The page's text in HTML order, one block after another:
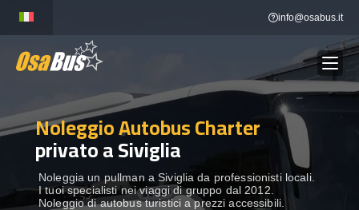
content
info@osabus.it
NOLEGGIO AUTOBUS Show dropdown
DESTINAZIONI Show dropdown
Noleggio Autobus Charter
privato a Siviglia
Noleggia un pullman a Siviglia da professionisti locali.
I tuoi specialisti nei viaggi di gruppo dal 2012.
Noleggio di autobus turistici a prezzi accessibili.